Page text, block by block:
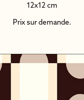
12x12 cm
Prix sur demande.